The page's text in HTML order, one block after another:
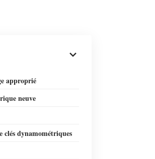
approprié
neuve
clés dynamométriques